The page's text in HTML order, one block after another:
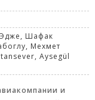
Эдже, Шафак
Мехмет
Aysegül
и